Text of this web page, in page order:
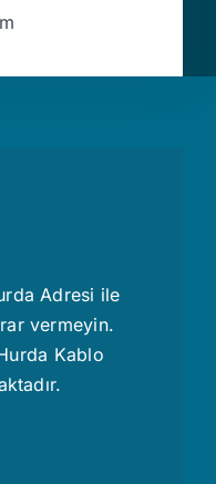
Adresi ile
vermeyin.
Kablo